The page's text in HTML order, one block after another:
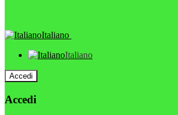
Italiano
Italiano
Accedi
Accedi